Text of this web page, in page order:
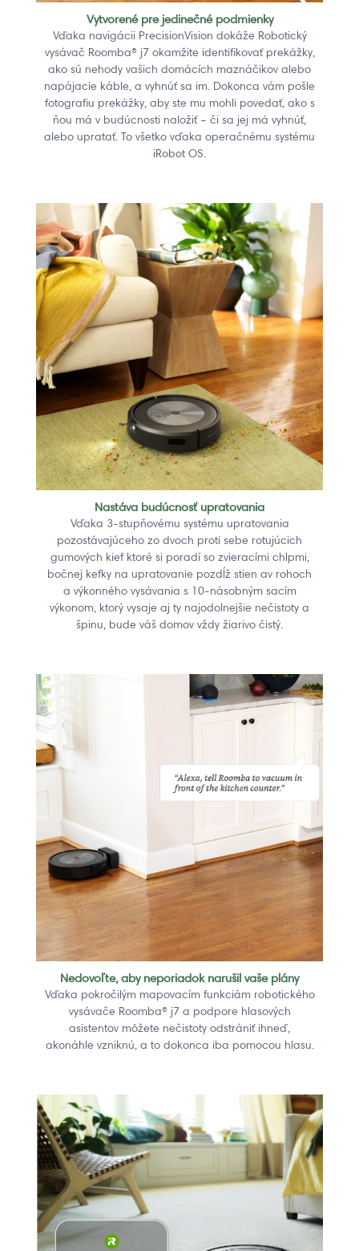
Vytvorené pre jedinečné podmienky
Vďaka navigácii PrecisionVision dokáže Robotický
vysávač Roomba® j7 okamžite identifikovať prekážky,
ako sú nehody vašich domácích maznáčikov alebo
napájacie káble, a vyhnúť sa im. Dokonca vám pošle
fotografiu prekážky, aby ste mu mohli povedať, ako s
ňou má v budúcnosti naložiť – či sa jej má vyhnúť,
alebo upratať. To všetko vďaka operačnému systému
iRobot OS.
Nastáva budúcnosť upratovania
Vďaka 3-stupňovému systému upratovania
pozostávajúceho zo dvoch proti sebe rotujúcich
gumových kief ktoré si poradí so zvieracími chlpmi,
bočnej kefky na upratovanie pozdĺž stien av rohoch
a výkonného vysávania s 10-násobným sacím
výkonom, ktorý vysaje aj ty najodolnejšie nečistoty a
špinu, bude váš domov vždy žiarivo čistý.
Nedovoľte, aby neporiadok narušil vaše plány
Vďaka pokročilým mapovacím funkciám robotického
vysávače Roomba® j7 a podpore hlasových
asistentov môžete nečistoty odstrániť ihneď,
akonáhle vzniknú, a to dokonca iba pomocou hlasu.